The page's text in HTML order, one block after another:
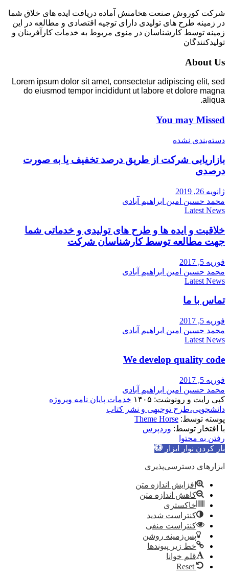
شرکت کوروش صنعت هخامنش آماده دریافت ایده های خلاق شما
در زمینه طرح های تولیدی دارای توجیه اقتصادی و مطالعه در این
زمینه توسط کارشناسان در منوی مربوط به خدمات کارآفرینان و
تولیدکنندگان
About Us
Lorem ipsum dolor sit amet, consectetur adipiscing elit, sed
do eiusmod tempor incididunt ut labore et dolore magna
aliqua.
You may Missed
دسته‌بندی نشده
بازاریابی شرکت از طریق درصد تخفیف یا به صورت
درصدی
ژانویه 26, 2019
محمد حسین امین ابراهیم آبادی
Latest News
خلاقیت و ایده ها و طرح های تولیدی و خدماتی شما
جهت مطالعه توسط کارشناسان شرکت
فوریه 5, 2017
محمد حسین امین ابراهیم آبادی
Latest News
تماس با ما
فوریه 5, 2017
محمد حسین امین ابراهیم آبادی
Latest News
We develop quality code
فوریه 5, 2017
محمد حسین امین ابراهیم آبادی
کپی رایت و رونوشت: ۱۴۰۵
خدمات پایان نامه وپروژه
دانشجویی،طرح توجیهی و نشر کتاب
پوسته توسط: Theme Horse
با افتخار توسط: وردپرس
رفتن به محتوا
باز کردن نوار ابزار
ابزارهای دسترسی‌پذیری
افزایش اندازه متن
کاهش اندازه متن
خاکستری
کنتراست شدید
کنتراست منفی
پس‌زمینه روشن
خط زیر پیوندها
قلم خوانا
Reset